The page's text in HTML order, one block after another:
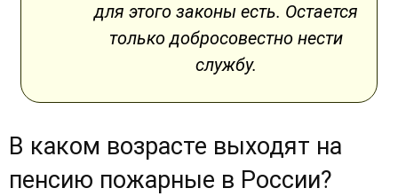
для этого законы есть. Остается
только добросовестно нести
службу.
В каком возрасте выходят на
пенсию пожарные в России?